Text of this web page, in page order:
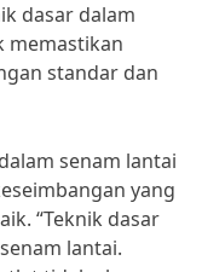
dasar dalam
memastikan
standar dan
senam lantai
yang
“Teknik dasar
lantai.